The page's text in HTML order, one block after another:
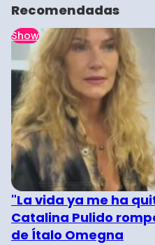
Recomendadas
Show
"La vida ya me ha
Catalina Pulido
de Ítalo Omegna